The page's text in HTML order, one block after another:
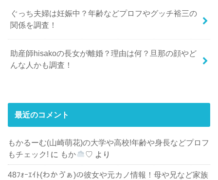
ぐっち夫婦は妊娠中？年齢などプロフやグッチ裕三の
関係を調査！
助産師hisakoの長女が離婚？理由は何？旦那の顔やど
んな人かも調査！
最近のコメント
もかるーむ(山崎萌花)の大学や高校!年齢や身長などプロフ
もチェック! に もか ♡ より
48ﾌｫｰｴｲﾄ(わかゔぁ)の彼女や元カノ情報！母や兄など家族